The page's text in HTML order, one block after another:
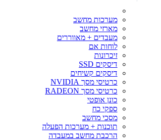
מערכות מחשב
מארזי מחשב
מעבדים + מאווררים
לוחות אם
זיכרונות
דיסקים SSD
דיסקים קשיחים
כרטיסי מסך NVIDIA
כרטיסי מסך RADEON
כונן אופטי
ספקי כח
מסכי מחשב
תוכנות + מערכות הפעלה
הרכבת מחשב במעבדה